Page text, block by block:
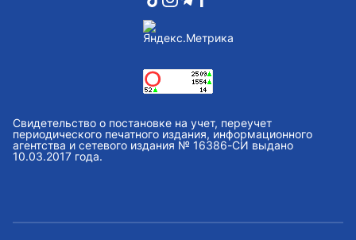
Свидетельство о постановке на учет, переучет
периодического печатного издания, информационного
агентства и сетевого издания № 16386-СИ выдано
10.03.2017 года.